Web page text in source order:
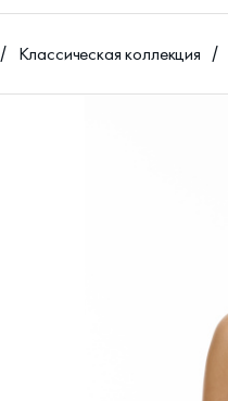
Классическая коллекция